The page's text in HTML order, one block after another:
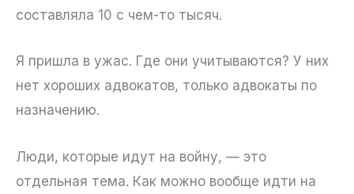
составляла 10 с чем-то тысяч.
Я пришла в ужас. Где они учитываются? У них
нет хороших адвокатов, только адвокаты по
назначению.
Люди, которые идут на войну, — это
отдельная тема. Как можно вообще идти на